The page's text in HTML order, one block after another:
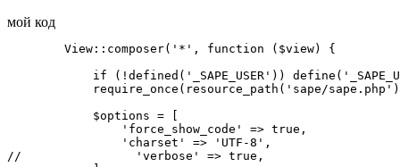
мой код
        View::composer('*', function ($view) {
if (!defined('_SAPE_USER'))
require_once(resource_path('sape/
            $options = [
                'force_show_code' => true,
                'charset' => 'UTF-8',
//                'verbose' => true,